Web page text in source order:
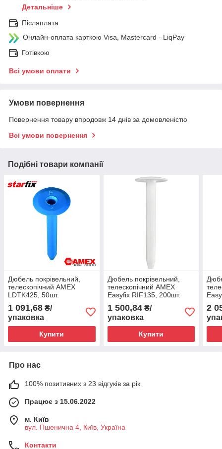
Детальніше
Післяплата
Онлайн-оплата карткою Visa, Mastercard - LiqPay
Готівкою
Всі умови оплати
Умови повернення
Повернення товару впродовж 14 днів за домовленістю
Всі умови повернення
Подібні товари компанії
Дюбель покрівельний,
телескопічний AMEX
LDTK425, 50шт.
1 091,68 ₴/
упаковка
Купити
Дюбель покрівельний,
телескопічний AMEX
Easyfix RIF135, 200шт.
1 500,84₴/
упаковка
Купити
2
Про нас
100% позитивних з 23 відгуків за рік
Працює з 15.06.2022
м. Київ
вул. Пшенична 4, Київ, Україна
Контакти